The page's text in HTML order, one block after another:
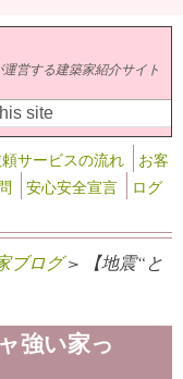
営する建築家紹介サイト
ム
サービスの流れ
お客
安心安全宣言
ログ
ブログ> 【地震“と
強い家っ